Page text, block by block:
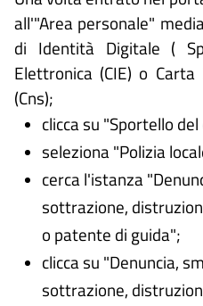
all'"Area personale"
di Identità Digitale (
Elettronica (CIE) o
(Cns);
clicca su "Sportello
seleziona "Polizia
cerca l'istanza
sottrazione,
o patente di guida";
clicca su "Denuncia,
sottrazione,